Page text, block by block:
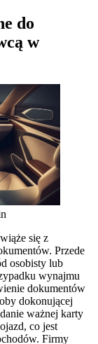
do
w
się z
Przede
osobisty lub
wynajmu
dokumentów
dokonującej
ważnej karty
co jest
Firmy